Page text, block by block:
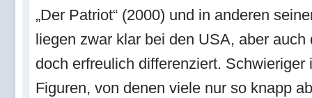
„Der Patriot“ (2000) und in anderen
liegen zwar klar bei den USA, aber
doch erfreulich differenziert.
Figuren, von denen viele nur so knapp